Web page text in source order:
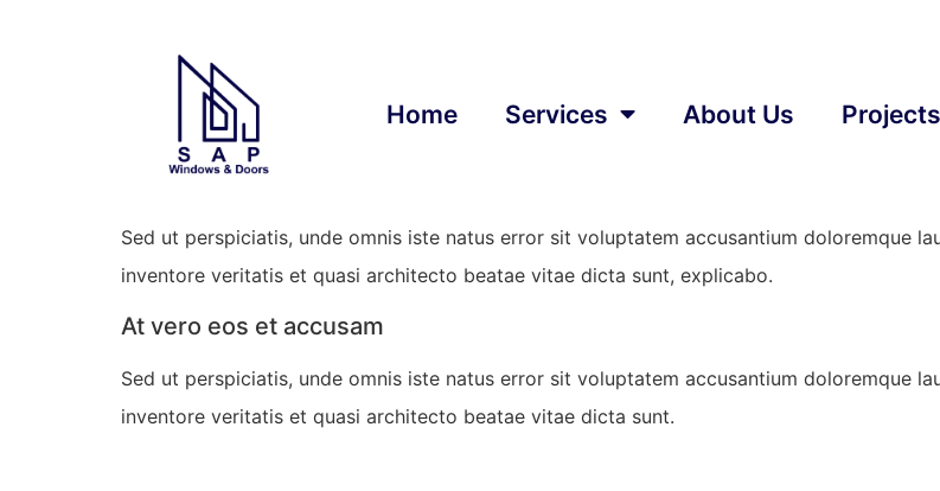
Home Services About Us Projects
Panorama window style:
Proin faucibus nec mauris a sodales, sed elementum mi tincidunt. Sed eget viverra
sollicitudin, ipsum eget blandit pulvinar. Integer tincidunt. Cras dapibus. Vivamus
Sed ut perspiciatis, unde omnis iste natus error sit voluptatem accusantium doloremque
inventore veritatis et quasi architecto beatae vitae dicta sunt, explicabo.
At vero eos et accusam
Sed ut perspiciatis, unde omnis iste natus error sit voluptatem accusantium doloremque
inventore veritatis et quasi architecto beatae vitae dicta sunt.